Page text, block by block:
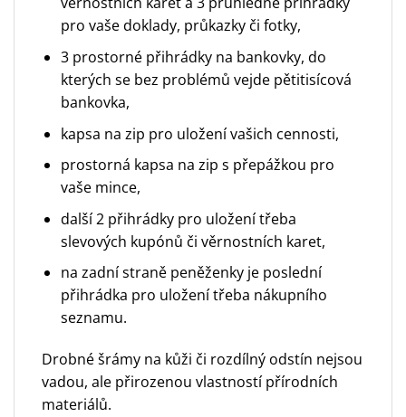
pro vaše doklady, průkazky či fotky,
3 prostorné přihrádky na bankovky, do
kterých se bez problémů vejde pětitisícová
bankovka,
kapsa na zip pro uložení vašich cennosti,
prostorná kapsa na zip s přepážkou pro
vaše mince,
další 2 přihrádky pro uložení třeba
slevových kupónů či věrnostních karet,
na zadní straně peněženky je poslední
přihrádka pro uložení třeba nákupního
seznamu.
Drobné šrámy na kůži či rozdílný odstín nejsou
vadou, ale přirozenou vlastností přírodních
materiálů.